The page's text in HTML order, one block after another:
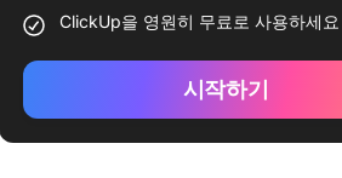
ClickUp을 영원히 무료로 사용하세요
시작하기